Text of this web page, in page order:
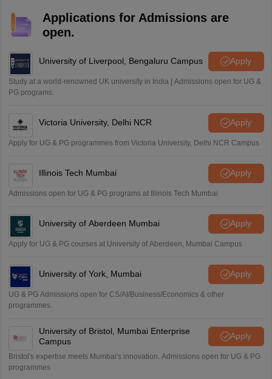
A
Amrapali
Amrapali
Applications for Admissions are
open.
University of Liverpool, Bengaluru Campus Apply
Study at a world-renowned UK university in India | Admissions open for UG &
PG programs.
Victoria University, Delhi NCR Apply
Apply for UG & PG programmes from Victoria University, Delhi NCR Campus
Illinois Tech Mumbai Apply
Admissions open for UG & PG programs at Illinois Tech Mumbai
University of Aberdeen Mumbai Apply
Apply for UG & PG courses at University of Aberdeen, Mumbai Campus
University of York, Mumbai Apply
UG & PG Admissions open for CS/AI/Business/Economics & other
programmes.
University of Bristol, Mumbai Enterprise
Campus
Apply
Bristol's expertise meets Mumbai's innovation. Admissions open for UG & PG
programmes